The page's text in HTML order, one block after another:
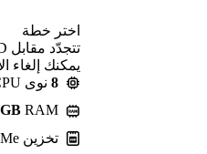
اختر خطة
يمكنك إلغاء
8 نوى vCPU
RAM
تخزين NVMe بسعة